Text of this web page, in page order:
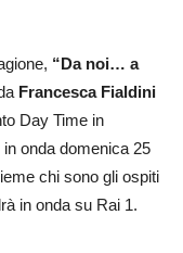
“Da noi… a
Francesca Fialdini
Day Time in
onda domenica 25
chi sono gli ospiti
in onda su Rai 1.